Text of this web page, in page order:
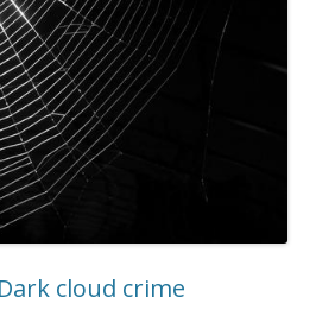
cloud crime